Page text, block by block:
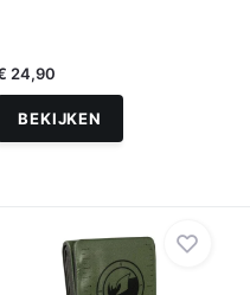
24,90
BEKIJKEN